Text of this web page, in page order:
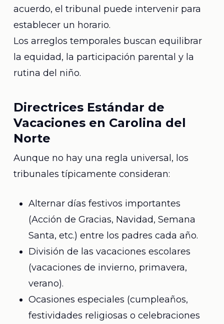
acuerdo, el tribunal puede intervenir para
establecer un horario.
Los arreglos temporales buscan equilibrar
la equidad, la participación parental y la
rutina del niño.
Directrices Estándar de
Vacaciones en Carolina del
Norte
Aunque no hay una regla universal, los
tribunales típicamente consideran:
Alternar días festivos importantes
(Acción de Gracias, Navidad, Semana
Santa, etc.) entre los padres cada año.
División de las vacaciones escolares
(vacaciones de invierno, primavera,
verano).
Ocasiones especiales (cumpleaños,
festividades religiosas o celebraciones